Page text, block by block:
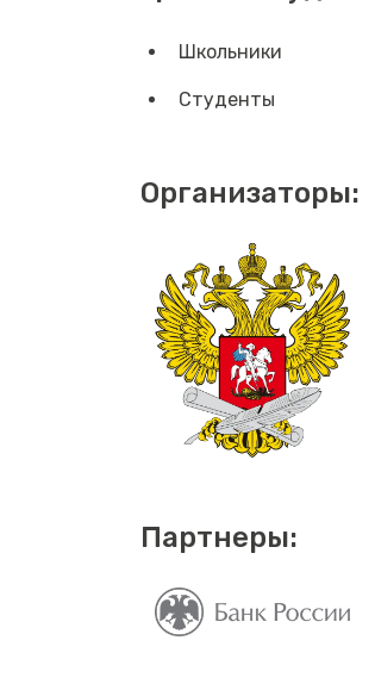
Школьники
Студенты
Организаторы:
Партнеры: